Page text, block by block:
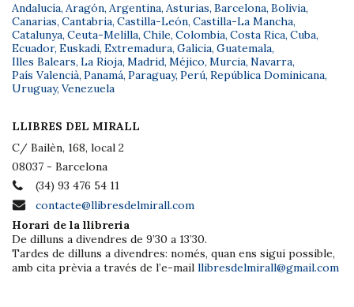
Andalucía, Aragón, Argentina, Asturias, Barcelona, Bolivia,
Canarias, Cantabria, Castilla-León, Castilla-La Mancha,
Catalunya, Ceuta-Melilla, Chile, Colombia, Costa Rica, Cuba,
Ecuador, Euskadi, Extremadura, Galicia, Guatemala,
Illes Balears, La Rioja, Madrid, Méjico, Murcia, Navarra,
País Valencià, Panamá, Paraguay, Perú, República Dominicana,
Uruguay, Venezuela
LLIBRES DEL MIRALL
C/ Bailèn, 168, local 2
08037 - Barcelona
(34) 93 476 54 11
contacte@llibresdelmirall.com
Horari de la llibreria
De dilluns a divendres de 9’30 a 13’30.
Tardes de dilluns a divendres: només, quan ens sigui possible,
amb cita prèvia a través de l’e-mail llibresdelmirall@gmail.com